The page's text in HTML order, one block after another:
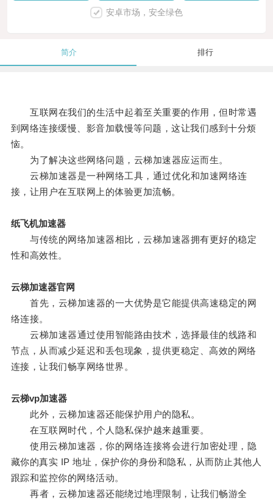
安卓市场，安全绿色
简介 排行
互联网在我们的生活中起着至关重要的作用，但时常遇
到网络连接缓慢、影音加载慢等问题，这让我们感到十分烦
恼。
为了解决这些网络问题，云梯加速器应运而生。
云梯加速器是一种网络工具，通过优化和加速网络连
接，让用户在互联网上的体验更加流畅。
纸飞机加速器
与传统的网络加速器相比，云梯加速器拥有更好的稳定
性和高效性。
云梯加速器官网
首先，云梯加速器的一大优势是它能提供高速稳定的网
络连接。
云梯加速器通过使用智能路由技术，选择最佳的线路和
节点，从而减少延迟和丢包现象，提供更稳定、高效的网络
连接，让我们畅享网络世界。
云梯vp加速器
此外，云梯加速器还能保护用户的隐私。
在互联网时代，个人隐私保护越来越重要。
使用云梯加速器，你的网络连接将会进行加密处理，隐
藏你的真实 IP 地址，保护你的身份和隐私，从而防止其他人
跟踪和监控你的网络活动。
再者，云梯加速器还能绕过地理限制，让我们畅游全